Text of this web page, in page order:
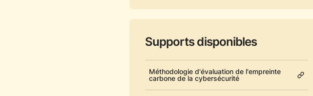
Supports disponibles
Méthodologie d'évaluation de l'empreinte
carbone de la cybersécurité